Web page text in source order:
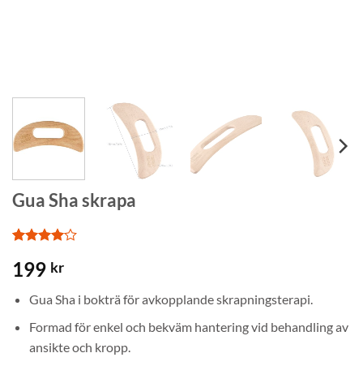
Gua Sha skrapa
4av 5
baserat
kundrecension
199 kr
Gua Sha i bokträ för avkopplande skrapningsterapi.
Formad för enkel och bekväm hantering vid behandling av
ansikte och kropp.